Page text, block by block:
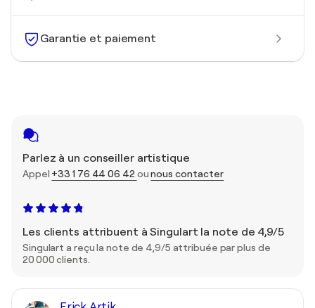
Garantie et paiement
Parlez à un conseiller artistique
Appel +33 1 76 44 06 42ounous contacter
Les clients attribuent à Singulart la note de 4,9/5
Singulart a reçu la note de 4,9/5 attribuée par plus de
20 000 clients.